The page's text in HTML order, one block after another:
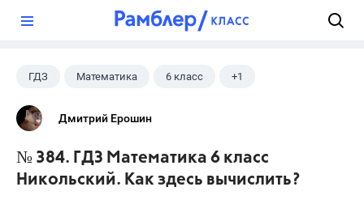
ГДЗ Математика 6 класс +1
Никольский С.М.
Дмитрий Ерошин
№ 384. ГДЗ Математика 6 класс
Никольский. Как здесь вычислить?